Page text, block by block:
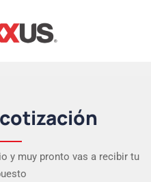
y muy pronto vas a recibir tu